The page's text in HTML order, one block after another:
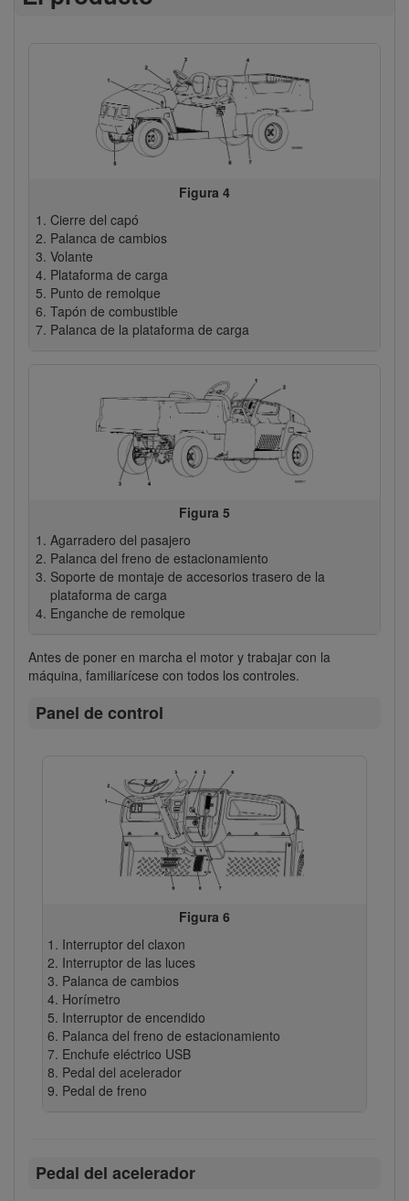
Figura 4
Cierre del capó
Palanca de cambios
Volante
Plataforma de carga
Punto de remolque
Tapón de combustible
Palanca de la plataforma de carga
Figura 5
Agarradero del pasajero
Palanca del freno de estacionamiento
Soporte de montaje de accesorios trasero de la
plataforma de carga
Enganche de remolque
Antes de poner en marcha el motor y trabajar con la
máquina, familiarícese con todos los controles.
Panel de control
Figura 6
Interruptor del claxon
Interruptor de las luces
Palanca de cambios
Horímetro
Interruptor de encendido
Palanca del freno de estacionamiento
Enchufe eléctrico USB
Pedal del acelerador
Pedal de freno
Pedal del acelerador